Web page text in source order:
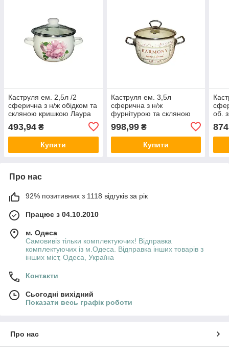
Каструля ем. 2,5л /2
сферична з н/ж обідком та
скляною кришкою Лаура
IDILIA
493,94 ₴
Купити
Каструля ем. 3,5л
сферична з н/ж
фурнітурою та скляною
(молочна) (I81913) ТМ
IDILIA
998,99₴
Купити
об.
874
Про нас
92% позитивних з 1118 відгуків за рік
Працює з 04.10.2010
м. Одеса
Самовивіз тільки комплектуючих! Відправка
комплектуючих із м.Одеса. Відправка інших товарів з
інших міст, Одеса, Україна
Контакти
Сьогодні вихідний
Показати весь графік роботи
Про нас